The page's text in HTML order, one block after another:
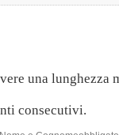
una lunghezza
consecutivi.